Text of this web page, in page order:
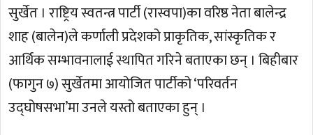
सुर्खेत । राष्ट्रिय स्वतन्त्र पार्टी (रास्वपा)का वरिष्ठ नेता बालेन्द्र
शाह (बालेन)ले कर्णाली प्रदेशको प्राकृतिक, सांस्कृतिक र
आर्थिक सम्भावनालाई स्थापित गरिने बताएका छन् । बिहीबार
(फागुन ७) सुर्खेतमा आयोजित पार्टीको ‘परिवर्तन
उद्घोषसभा’मा उनले यस्तो बताएका हुन् ।